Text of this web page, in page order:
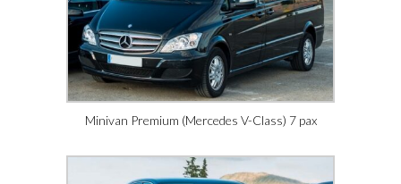
Minivan Premium (Mercedes V-Class) 7 pax